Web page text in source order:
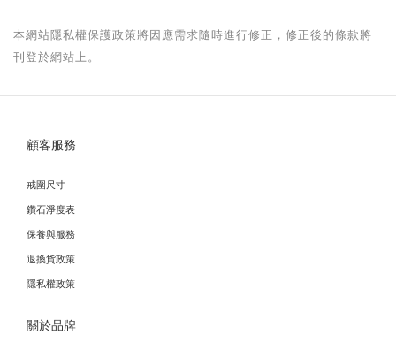
本網站隱私權保護政策將因應需求隨時進行修正，修正後的條款將
刊登於網站上。
顧客服務
戒圍尺寸
鑽石淨度表
保養與服務
退換貨政策
隱私權政策
關於品牌